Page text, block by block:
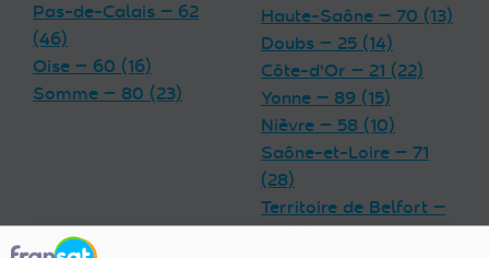
Pas-de-Calais — 62
(46)
Oise — 60 (16)
Somme — 80 (23)
Haute-Saône — 70 (13)
Doubs — 25 (14)
Côte-d'Or — 21 (22)
Yonne — 89 (15)
Nièvre — 58 (10)
Saône-et-Loire — 71
(28)
Territoire de Belfort —